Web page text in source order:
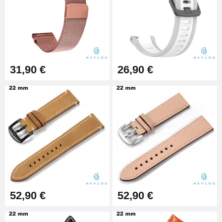
Pince à Poinçonner (pince trou)
57,42 €
Pince Trou pour Bracelet de
Kit Horlogerie Débutant
26,90 €
Boîte Pompe Bracelet Montre -
Diamètre 1,50 mm - 8 à 25 mm
31,90 € 26,90 €
52,90 € 52,90 €